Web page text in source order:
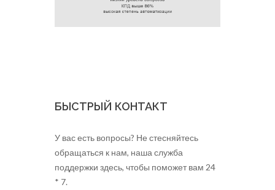
БЫСТРЫЙ КОНТАКТ
У вас есть вопросы? Не стесняйтесь
обращаться к нам, наша служба
поддержки здесь, чтобы поможет вам 24
* 7.